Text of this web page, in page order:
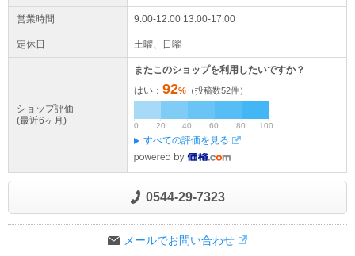
営業時間 9:00-12:00 13:00-17:00
定休日 土曜、日曜
ショップ評価
(最近6ヶ月)
またこのショップを利用したいですか？
はい： 92% （投稿数52件）
0 20 40 60 80 100
すべての評価を見る
0544-29-7323
メールでお問い合わせ